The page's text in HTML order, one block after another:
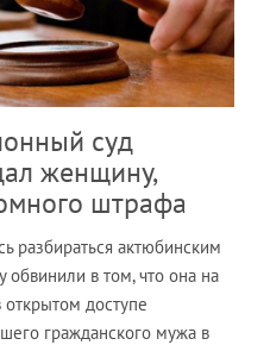
суд
женщину,
штрафа
разбираться актюбинским
в том, что она на
открытом доступе
гражданского мужа в